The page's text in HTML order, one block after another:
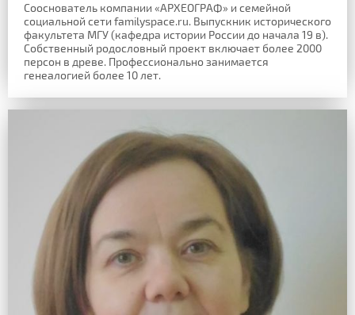
Сооснователь компании «АРХЕОГРАФ» и семейной
социальной сети familyspace.ru. Выпускник исторического
факультета МГУ (кафедра истории России до начала 19 в).
Собственный родословный проект включает более 2000
персон в древе. Профессионально занимается
генеалогией более 10 лет.